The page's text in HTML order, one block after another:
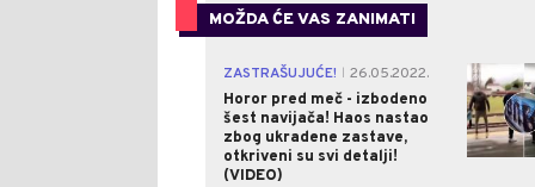
MOŽDA ĆE VAS ZANIMATI
ZASTRAŠUJUĆE!
26.05.2022.
Horor pred meč - izbodeno
šest navijača! Haos nastao
zbog ukradene zastave,
otkriveni su svi detalji!
(VIDEO)